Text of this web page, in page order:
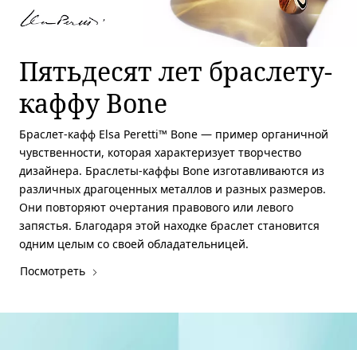
Пятьдесят лет браслету-
каффу Bone
Браслет-кафф Elsa Peretti™ Bone — пример органичной
чувственности, которая характеризует творчество
дизайнера. Браслеты-каффы Bone изготавливаются из
различных драгоценных металлов и разных размеров.
Они повторяют очертания правового или левого
запястья. Благодаря этой находке браслет становится
одним целым со своей обладательницей.
Посмотреть